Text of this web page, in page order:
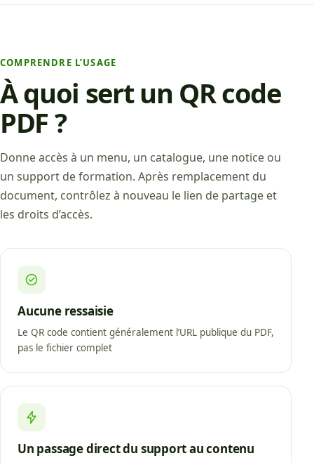
COMPRENDRE L’USAGE
À quoi sert un QR code
PDF ?
Donne accès à un menu, un catalogue, une notice ou
un support de formation. Après remplacement du
document, contrôlez à nouveau le lien de partage et
les droits d’accès.
Aucune ressaisie
Le QR code contient généralement l’URL publique du PDF,
pas le fichier complet
Un passage direct du support au contenu